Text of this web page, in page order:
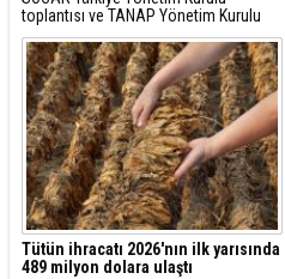
toplantısı ve TANAP Yönetim Kurulu
toplantısı, 30 Temmuz 2026 tarihinde
İstanbul’da gerçekleştirildi.
Tütün ihracatı 2026'nın ilk yarısında
489 milyon dolara ulaştı